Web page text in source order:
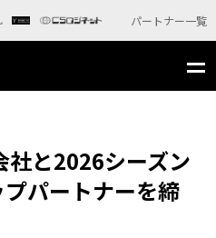
パートナー一覧
社と2026シーズン
パートナーを締